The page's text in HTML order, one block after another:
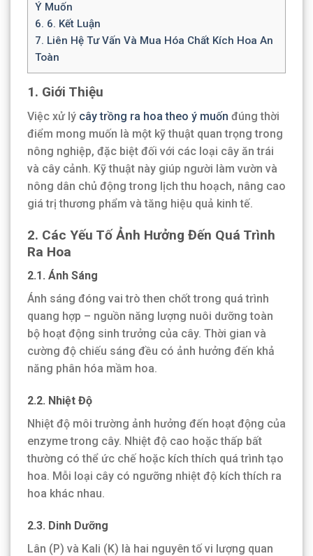
Ý Muốn
6. 6. Kết Luận
7. Liên Hệ Tư Vấn Và Mua Hóa Chất Kích Hoa An
Toàn
1. Giới Thiệu
Việc xử lý cây trồng ra hoa theo ý muốn đúng thời
điểm mong muốn là một kỹ thuật quan trọng trong
nông nghiệp, đặc biệt đối với các loại cây ăn trái
và cây cảnh. Kỹ thuật này giúp người làm vườn và
nông dân chủ động trong lịch thu hoạch, nâng cao
giá trị thương phẩm và tăng hiệu quả kinh tế.
2. Các Yếu Tố Ảnh Hưởng Đến Quá Trình
Ra Hoa
2.1. Ánh Sáng
Ánh sáng đóng vai trò then chốt trong quá trình
quang hợp – nguồn năng lượng nuôi dưỡng toàn
bộ hoạt động sinh trưởng của cây. Thời gian và
cường độ chiếu sáng đều có ảnh hưởng đến khả
năng phân hóa mầm hoa.
2.2. Nhiệt Độ
Nhiệt độ môi trường ảnh hưởng đến hoạt động của
enzyme trong cây. Nhiệt độ cao hoặc thấp bất
thường có thể ức chế hoặc kích thích quá trình tạo
hoa. Mỗi loại cây có ngưỡng nhiệt độ kích thích ra
hoa khác nhau.
2.3. Dinh Dưỡng
Lân (P) và Kali (K) là hai nguyên tố vi lượng quan